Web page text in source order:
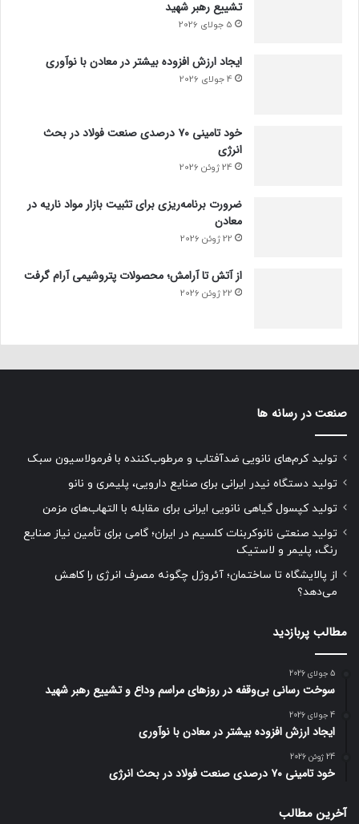
تشییع رهبر شهید
5 جولای 2026
ایجاد ارزش افزوده بیشتر در معادن با نوآوری
4 جولای 2026
خود تامینی ۷۰ درصدی صنعت فولاد در بحث
انرژی
24 ژوئن 2026
ضرورت برنامه‌ریزی برای تثبیت بازار مواد ناریه در
معادن
22 ژوئن 2026
از آتش تا آرامش؛ محصولات پتروشیمی آرام گرفت
22 ژوئن 2026
صنعت در رسانه ها
تولید کرم‌های نانویی ضدآفتاب و مرطوب‌کننده با فرمولاسیون سبک
تولید دستگاه نیدر ایرانی برای صنایع دارویی، پلیمری و نانو
تولید کپسول گیاهی نانویی ایرانی برای مقابله با التهاب‌های مزمن
تولید صنعتی نانوکربنات کلسیم در ایران؛ گامی برای تأمین نیاز صنایع
رنگ، پلیمر و لاستیک
از پالایشگاه تا ساختمان؛ آئروژل چگونه مصرف انرژی را کاهش
می‌دهد؟
مطالب پربازدید
5 جولای 2026
سوخت رسانی بی‌وقفه در روز‌های مراسم وداع و تشییع رهبر شهید
4 جولای 2026
ایجاد ارزش افزوده بیشتر در معادن با نوآوری
24 ژوئن 2026
خود تامینی ۷۰ درصدی صنعت فولاد در بحث انرژی
آخرین مطالب